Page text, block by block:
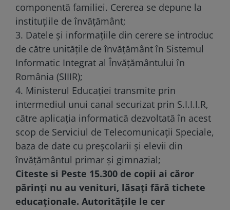
componentă familiei. Cererea se depune la
instituțiile de învățământ;
3. Datele și informațiile din cerere se introduc
de către unitățile de învățământ în Sistemul
Informatic Integrat al Învățământului în
România (SIIIR);
4. Ministerul Educației transmite prin
intermediul unui canal securizat prin S.I.I.I.R,
către aplicația informatică dezvoltată în acest
scop de Serviciul de Telecomunicații Speciale,
baza de date cu preșcolarii și elevii din
învățământul primar și gimnazial;
Citeste si Peste 15.300 de copii ai căror
părinți nu au venituri, lăsați fără tichete
educaționale. Autoritățile le cer